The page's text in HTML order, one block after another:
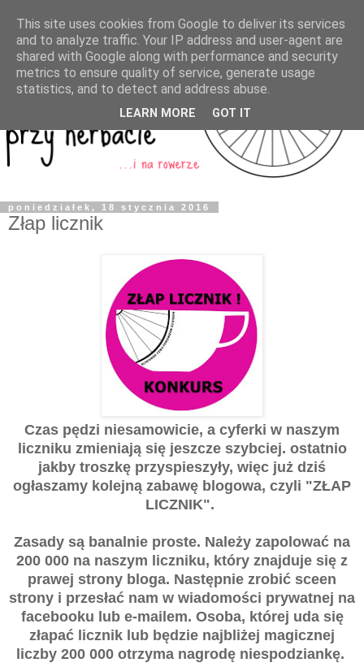
poniedziałek, 18 stycznia 2016
Złap licznik
Czas pędzi niesamowicie, a cyferki w naszym
liczniku zmieniają się jeszcze szybciej. ostatnio
jakby troszkę przyspieszyły, więc już dziś
ogłaszamy kolejną zabawę blogowa, czyli "ZŁAP
LICZNIK".
Zasady są banalnie proste. Należy zapolować na
200 000 na naszym liczniku, który znajduje się z
prawej strony bloga. Następnie zrobić sceen
strony i przesłać nam w wiadomości prywatnej na
facebooku lub e-mailem. Osoba, której uda się
złapać licznik lub będzie najbliżej magicznej
liczby 200 000 otrzyma nagrodę niespodziankę.
This site uses cookies from Google to deliver its services
and to analyze traffic. Your IP address and user-agent are
shared with Google along with performance and security
metrics to ensure quality of service, generate usage
statistics, and to detect and address abuse.
LEARN MORE GOT IT